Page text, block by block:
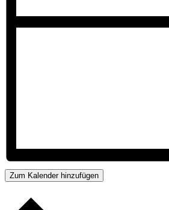
Zum Kalender hinzufügen